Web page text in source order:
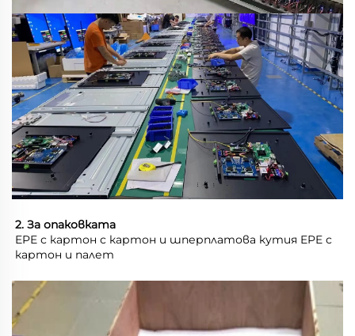
2. За опаковката
EPE с картон с картон и шперплатова кутия EPE с
картон и палет